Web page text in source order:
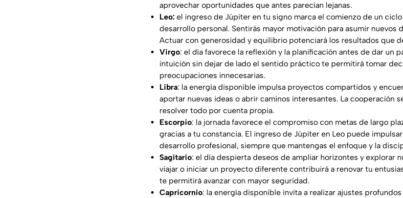
aprovechar oportunidades que antes parecían lejanas.
Leo: el ingreso de Júpiter en tu signo marca el comienzo de un
desarrollo personal. Sentirás mayor motivación para asumir nuevos
Actuar con generosidad y equilibrio potenciará los resultados que
Virgo: el día favorece la reflexión y la planificación antes de dar un
intuición sin dejar de lado el sentido práctico te permitirá tomar
preocupaciones innecesarias.
Libra: la energía disponible impulsa proyectos compartidos y
aportar nuevas ideas o abrir caminos interesantes. La cooperación
resolver todo por cuenta propia.
Escorpio: la jornada favorece el compromiso con metas de largo
gracias a tu constancia. El ingreso de Júpiter en Leo puede
desarrollo profesional, siempre que mantengas el enfoque y la
Sagitario: el día despierta deseos de ampliar horizontes y explorar
viajar o iniciar un proyecto diferente contribuirá a renovar tu
te permitirá avanzar con mayor seguridad.
Capricornio: la energía disponible invita a realizar ajustes